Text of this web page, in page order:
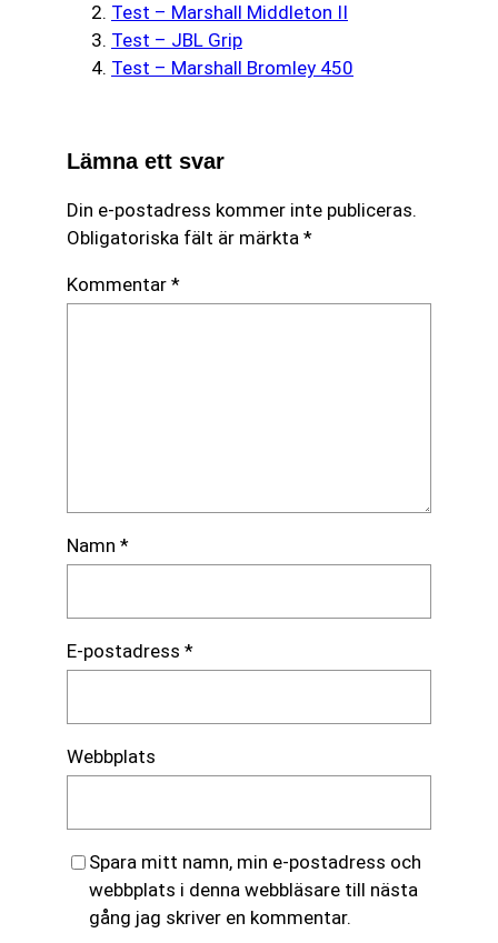
Test – Marshall Middleton II
Test – JBL Grip
Test – Marshall Bromley 450
Lämna ett svar
Din e-postadress kommer inte publiceras.
Obligatoriska fält är märkta *
Kommentar *
Namn *
E-postadress *
Webbplats
Spara mitt namn, min e-postadress och
webbplats i denna webbläsare till nästa
gång jag skriver en kommentar.